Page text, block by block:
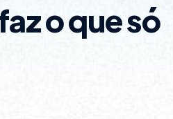
o que só